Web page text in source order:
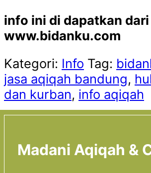
info ini di dapatkan
www.bidanku.com
Kategori: Info Tag:
jasa aqiqah bandung,
dan kurban, info aqiqah
Madani Aqiqah &